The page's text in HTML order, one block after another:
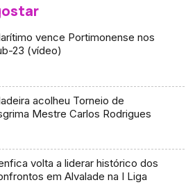
vence Portimonense nos
23 (vídeo)
acolheu Torneio de
Mestre Carlos Rodrigues
volta a liderar histórico dos
em Alvalade na I Liga